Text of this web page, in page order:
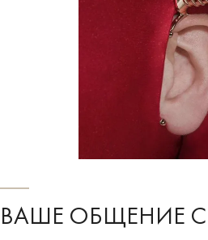
ВАШЕ ОБЩЕНИЕ С